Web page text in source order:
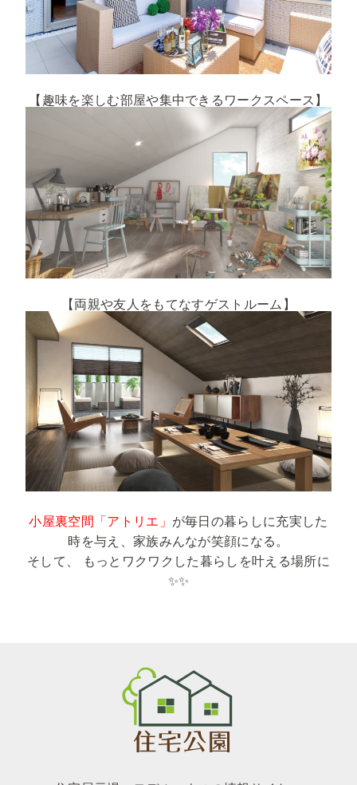
【趣味を楽しむ部屋や集中できるワークスペース】
【両親や友人をもてなすゲストルーム】
小屋裏空間「アトリエ」 が毎日の暮らしに充実した
時を与え、家族みんなが笑顔になる。
そして、 もっとワクワクした暮らしを叶える場所に
✨✨